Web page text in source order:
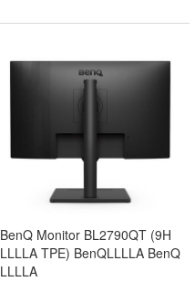
BenQ Monitor BL2790QT (9H
LLLLA TPE) BenQLLLLA BenQ
LLLLA